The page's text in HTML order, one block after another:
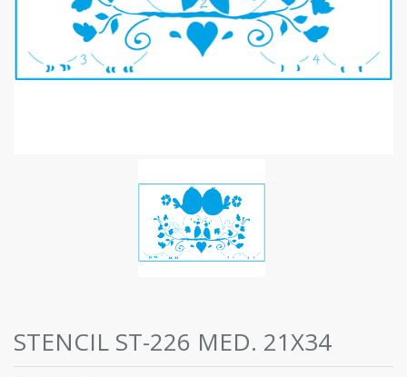
STENCIL ST-226 MED. 21X34